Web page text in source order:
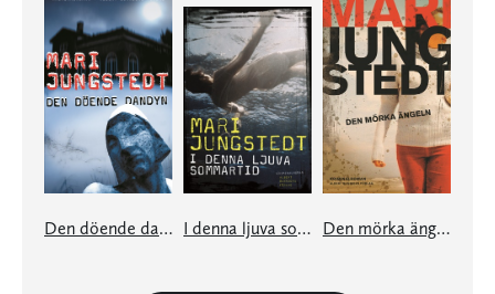
Den döende dandyn I denna ljuva sommartid Den mörka ängeln